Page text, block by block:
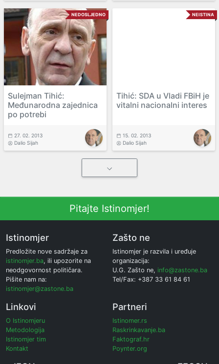
NEDOSLJEDNO
Sulejman Tihić:
Međunarodna zajednica
po potrebi
27. 02. 2013
Dalio Sijah
NEISTINA
Tihić: SDA u Vladi FBiH je
vitalni nacionalni interes
15. 02. 2013
Dalio Sijah
Pitajte Istinomjer!
Istinomjer
Predložite nove sadržaje za
istinomjer.ba, ili upozorite na
neodgovornost političara.
Pišite nam na:
istinomjer@zastone.ba
Zašto ne
Istinomjer je razvila i uređuje
organizacija:
U.G. Zašto ne, info@zastone.ba
Tel/Fax: +387 33 61 84 61
Linkovi
O Istinomjeru
Metodologija
Istinomjer tim
Kontakt
Partneri
Istinomer.rs
Raskrinkavanje.ba
Faktograf.hr
Poynter.org